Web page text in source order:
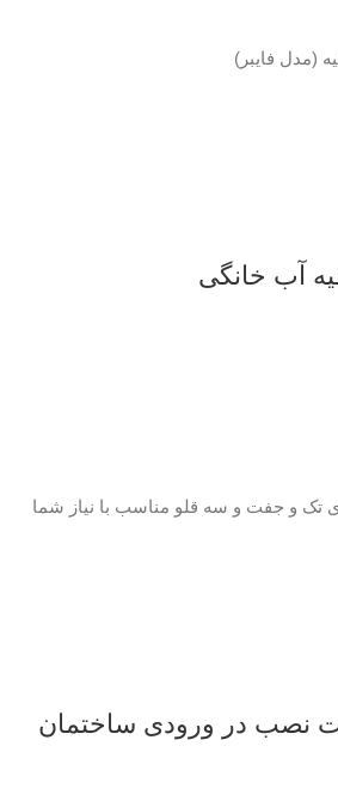
آب خانگی
نصب در ورودی ساختمان